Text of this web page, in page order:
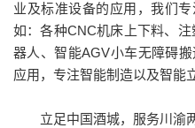
业及标准设备的应用，我们
如：各种CNC机床上下料、
器人、智能AGV小车无障碍
应用，专注智能制造以及智能
立足中国酒城，服务川渝